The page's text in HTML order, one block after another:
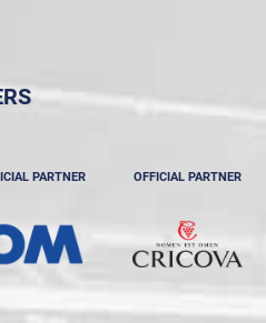
PARTNER OFFICIAL PARTNER